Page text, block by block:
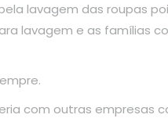
lavagem das roupas
lavagem e as famílias
com outras empresas